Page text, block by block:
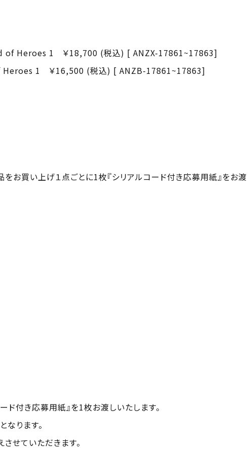
of Heroes 1 ￥18,700 (税込) [ ANZX-17861~17863]
Heroes 1 ￥16,500 (税込) [ ANZB-17861~17863]
お買い上げ１点ごとに1枚『シリアルコード付き応募用紙』をお渡
付き応募用紙』を1枚お渡しいたします。
ります。
せていただきます。